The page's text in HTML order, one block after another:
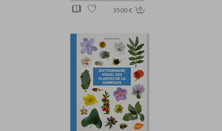
35.00 €